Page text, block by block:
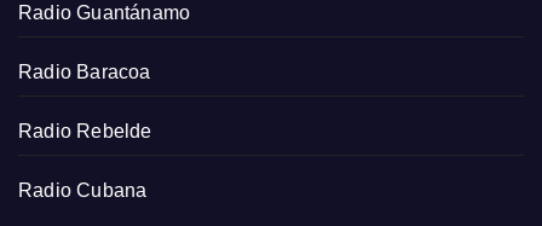
Radio Guantánamo
Radio Baracoa
Radio Rebelde
Radio Cubana